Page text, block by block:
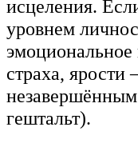
исцеления.
уровнем
страха, ярости
гештальт).